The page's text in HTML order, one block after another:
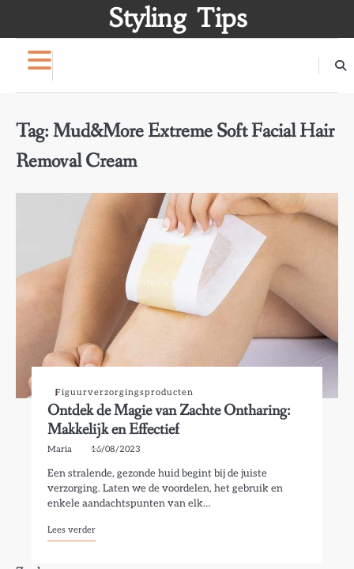
Styling Tips
Tag: Mud&More Extreme Soft Facial Hair
Removal Cream
Figuurverzorgingsproducten
Ontdek de Magie van Zachte Ontharing:
Makkelijk en Effectief
Maria 16/08/2023
Een stralende, gezonde huid begint bij de juiste
verzorging. Laten we de voordelen, het gebruik en
enkele aandachtspunten van elk…
Lees verder